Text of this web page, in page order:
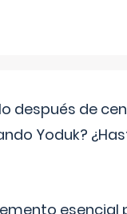
después de
Yoduk?
esencial